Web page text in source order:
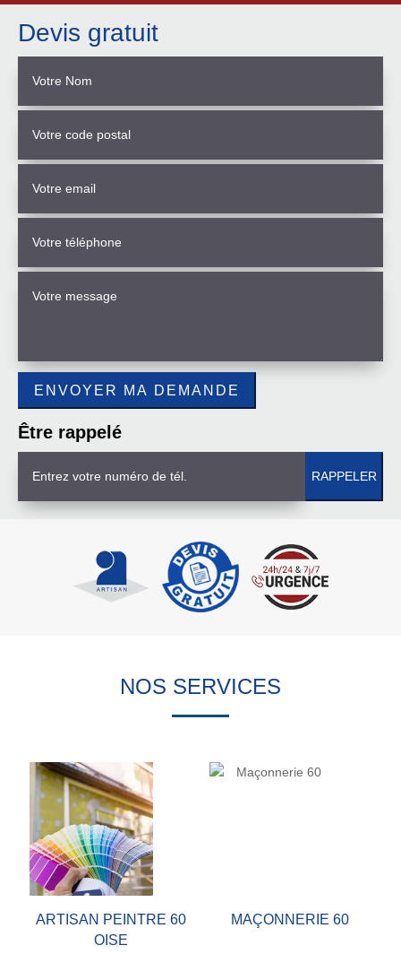
Devis gratuit
Être rappelé
NOS SERVICES
ARTISAN PEINTRE 60
OISE
MAÇONNERIE 60